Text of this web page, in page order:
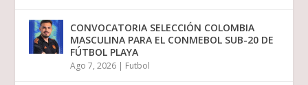
CONVOCATORIA SELECCIÓN COLOMBIA
MASCULINA PARA EL CONMEBOL SUB-20 DE
FÚTBOL PLAYA
Ago 7, 2026 | Futbol